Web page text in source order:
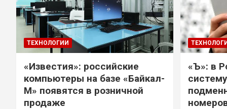
ТЕХНОЛОГИИ
«Известия»: российские
компьютеры на базе «Байкал-
М» появятся в розничной
продаже
«Ъ»: в